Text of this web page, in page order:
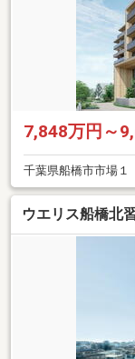
7,848万円～
千葉県船橋市市場１
ウエリス船橋北